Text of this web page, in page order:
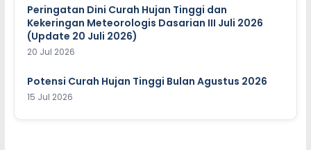
Peringatan Dini Curah Hujan Tinggi dan
Kekeringan Meteorologis Dasarian III Juli 2026
(Update 20 Juli 2026)
20 Jul 2026
Potensi Curah Hujan Tinggi Bulan Agustus 2026
15 Jul 2026